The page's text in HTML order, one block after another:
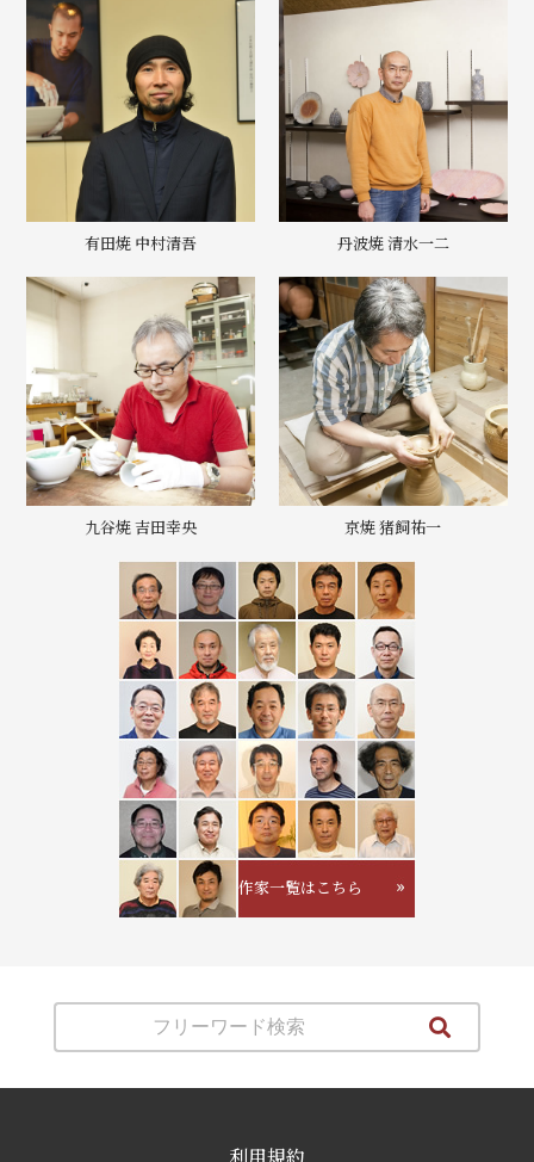
有田焼 中村清吾 丹波焼 清水一二
九谷焼 吉田幸央 京焼 猪飼祐一
作家一覧はこちら
利用規約